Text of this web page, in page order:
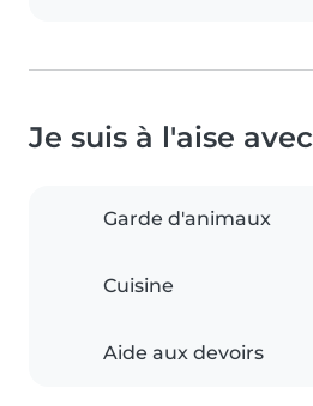
Je suis à l'aise avec
Garde d'animaux
Cuisine
Aide aux devoirs